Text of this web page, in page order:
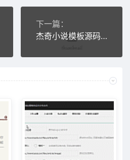
下一篇：
杰奇小说模板源码第四套，原创杰奇小说模板PC第4套